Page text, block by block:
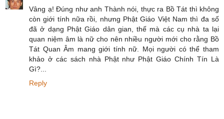
Vâng ạ! Đúng như anh Thành nói, thực ra Bồ Tát thì không
còn giới tính nữa rồi, nhưng Phật Giáo Việt Nam thì đa số
đã ở dạng Phật Giáo dân gian, thế mà các cụ nhà ta lại
quan niệm âm là nữ cho nên nhiều người mới cho rằng Bồ
Tát Quan Âm mang giới tính nữ. Mọi người có thể tham
khảo ở các sách nhà Phật như Phật Giáo Chính Tín Là
Gì?...
Reply